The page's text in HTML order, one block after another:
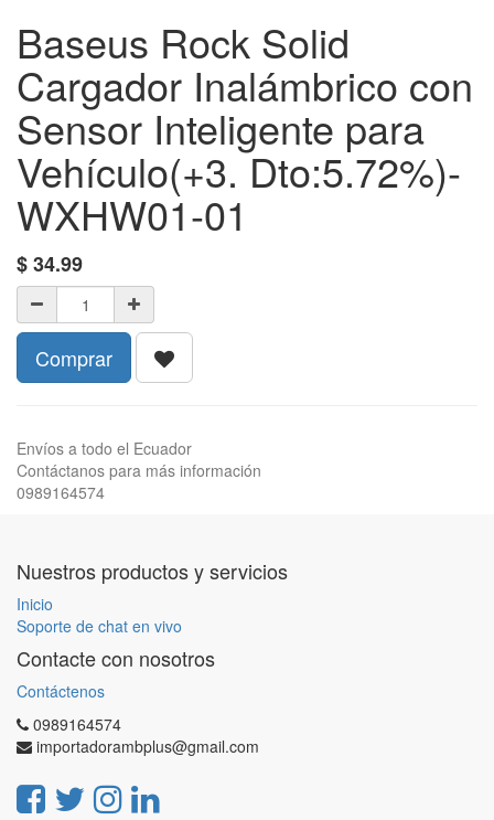
Baseus Rock Solid
Cargador Inalámbrico con
Sensor Inteligente para
Vehículo(+3. Dto:5.72%)-
WXHW01-01
$34.99
Comprar
Envíos a todo el Ecuador
Contáctanos para más información
0989164574
Nuestros productos y servicios
Inicio
Soporte de chat en vivo
Contacte con nosotros
Contáctenos
0989164574
importadorambplus@gmail.com